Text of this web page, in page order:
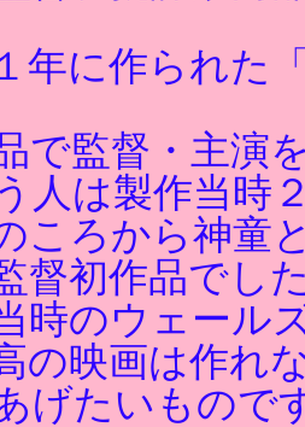
年に作られた
で監督・主演
人は製作当時
ころから神童
督初作品でし
時のウェール
の映画は作れ
げたいもので